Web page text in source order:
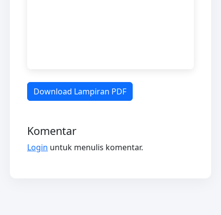
Download Lampiran PDF
Komentar
Login untuk menulis komentar.